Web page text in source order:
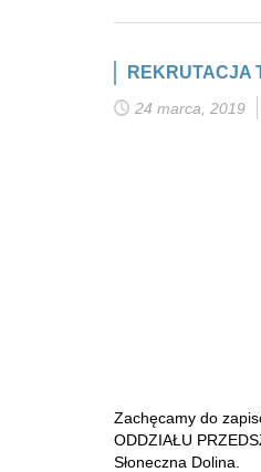
REKRUTACJA
24 marca, 2019
Zachęcamy do
ODDZIAŁU
Słoneczna Dolina.